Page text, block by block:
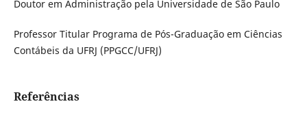
Doutor em Administração pela Universidade de São Paulo
Professor Titular Programa de Pós-Graduação em Ciências
Contábeis da UFRJ (PPGCC/UFRJ)
Referências